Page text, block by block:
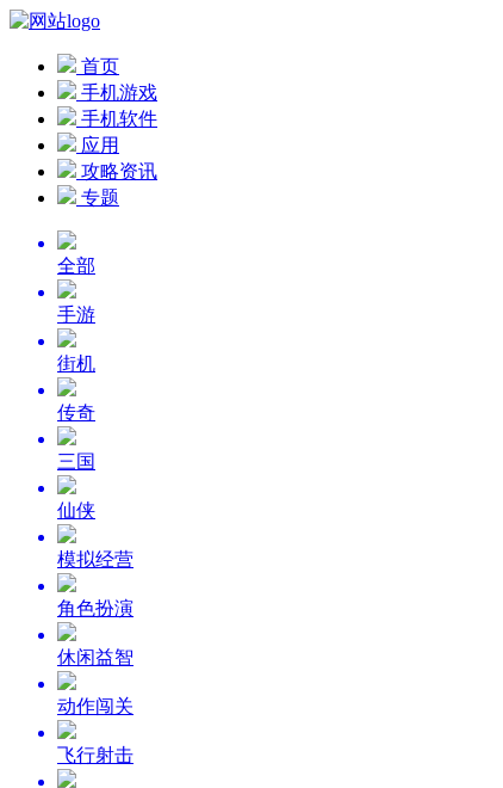
首页
手机游戏
手机软件
应用
攻略资讯
专题
全部
手游
街机
传奇
三国
仙侠
模拟经营
角色扮演
休闲益智
动作闯关
飞行射击